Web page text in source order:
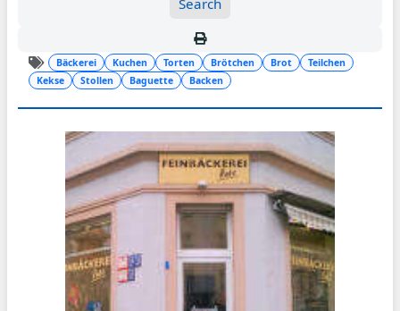
Search
Bäckerei Kuchen Torten Brötchen Brot
Teilchen
Kekse
Stollen Baguette Backen